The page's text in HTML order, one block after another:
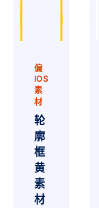
偏
IOS
素
材
轮
廓
框
黄
素
材